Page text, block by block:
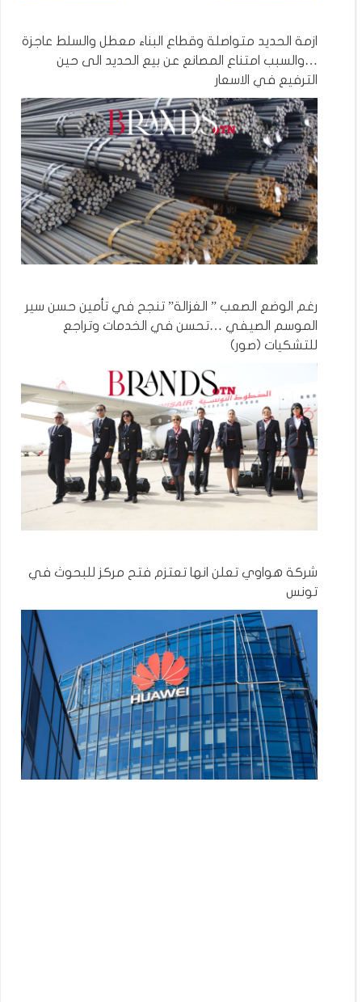
ازمة الحديد متواصلة وقطاع البناء معطل والسلط عاجزة
…والسبب امتناع المصانع عن بيع الحديد الى حين
الترفيع في الاسعار
رغم الوضع الصعب ” الغزالة” تنجح في تأمين حسن سير
الموسم الصيفي …تحسن في الخدمات وتراجع
للتشكيات (صور)
شركة هواوي تعلن انها تعتزم فتح مركز للبحوث في
تونس